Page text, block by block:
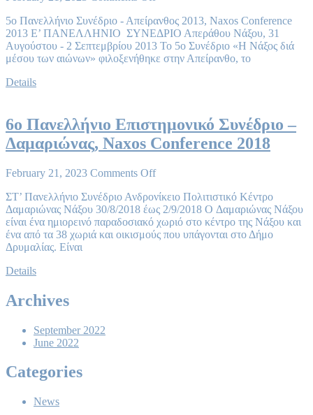
5ο Πανελλήνιο Συνέδριο - Απείρανθος 2013, Naxos Conference
2013 Ε’ ΠΑΝΕΛΛΗΝΙΟ ΣΥΝΕΔΡΙΟ Απεράθου Νάξου, 31
Αυγούστου - 2 Σεπτεμβρίου 2013 Το 5ο Συνέδριο «Η Νάξος διά
μέσου των αιώνων» φιλοξενήθηκε στην Απείρανθο, το
Details
6ο Πανελλήνιο Επιστημονικό Συνέδριο –
Δαμαριώνας, Naxos Conference 2018
February 21, 2023 Comments Off
ΣΤ’ Πανελλήνιο Συνέδριο Ανδρονίκειο Πολιτιστικό Κέντρο
Δαμαριώνας Νάξου 30/8/2018 έως 2/9/2018 O Δαμαριώνας Νάξου
είναι ένα ημιορεινό παραδοσιακό χωριό στο κέντρο της Νάξου και
ένα από τα 38 χωριά και οικισμούς που υπάγονται στο Δήμο
Δρυμαλίας. Είναι
Details
Archives
September 2022
June 2022
Categories
News